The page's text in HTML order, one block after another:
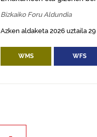
Bizkaiko Foru Aldundia
Azken aldaketa 2026 uztaila 29
WMS WFS